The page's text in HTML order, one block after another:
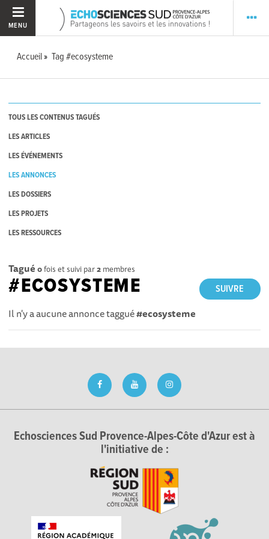
MENU
Accueil Tag #ecosysteme
TOUS LES CONTENUS TAGUÉS
LES ARTICLES
LES ÉVÉNEMENTS
LES ANNONCES
LES DOSSIERS
LES PROJETS
LES RESSOURCES
Tagué 0fois et suivi par2 membres
SUIVRE
#ECOSYSTEME
Il n'y a aucune annonce taggué#ecosysteme
Echosciences Sud Provence-Alpes-Côte d'Azur est à
l'initiative de :